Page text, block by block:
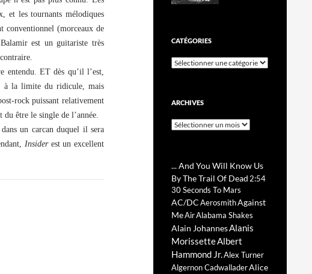
et les tournants mélodiques
(morceaux de
est un guitariste très
entendu. ET dès qu’il l’est,
à la limite du ridicule, mais
rock puissant relativement
être le single de l’année.
un carcan duquel il sera
Insider est un excellent
CATÉGORIES
Catégories
ARCHIVES
Archives
... And You Will Know Us
By The Trail Of Dead 2:54
30 Seconds To Mars
AC/DCAerosmithAgainst
MeAirAlabama Shakes
Alain JohannesAlanis
MorissetteAlbert
Hammond Jr.Alex Turner
Algernon CadwalladerAlice